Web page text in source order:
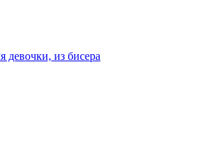
девочки, из бисера